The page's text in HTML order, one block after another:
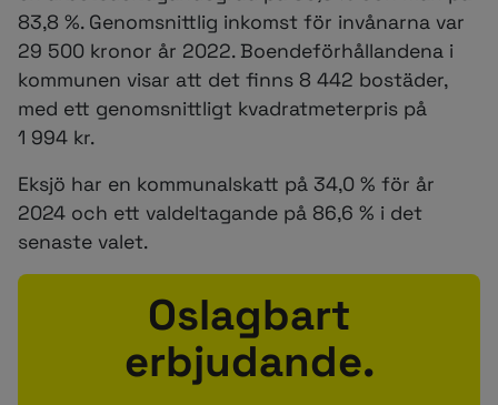
83,8 %. Genomsnittlig inkomst för invånarna var
29 500 kronor år 2022. Boendeförhållandena i
kommunen visar att det finns 8 442 bostäder,
med ett genomsnittligt kvadratmeterpris på
1 994 kr.
Eksjö har en kommunalskatt på 34,0 % för år
2024 och ett valdeltagande på 86,6 % i det
senaste valet.
Oslagbart
erbjudande.